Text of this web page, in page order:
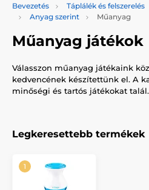
Bevezetés Táplálék és felszerelés
Anyag szerint
Műanyag
Műanyag játékok
Válasszon műanyag játékaink
kedvencének készítettünk el. A
minőségi és tartós játékokat talál.
Legkeresettebb termékek